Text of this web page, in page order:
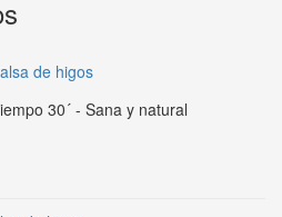
de higos
30´ - Sana y natural